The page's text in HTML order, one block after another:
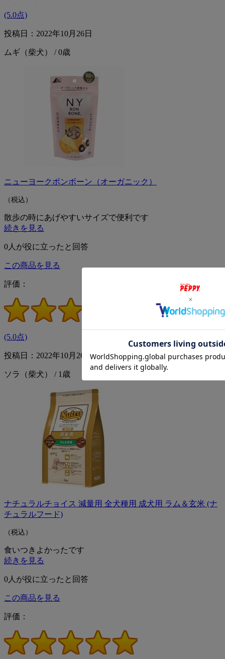
(5.0点)
投稿日：2022年10月26日
ムギ（柴犬） / 0歳
ニューヨークボンボーン（オーガニック）
（税込）
散歩の時にあげやすいサイズで便利です
続きを見る
0人が役に立ったと回答
この商品を見る
評価：
(5.0点)
投稿日：2022年10月26日
ソラ（柴犬） / 1歳
ナチュラルチョイス 減量用 全犬種用 成犬用 ラム＆玄米 (ナ
チュラルフード)
（税込）
食いつきよかったです
続きを見る
0人が役に立ったと回答
この商品を見る
評価：